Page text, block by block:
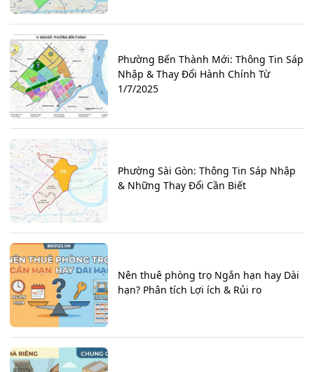
Phường Bến Thành Mới: Thông Tin Sáp
Nhập & Thay Đổi Hành Chính Từ
1/7/2025
Phường Sài Gòn: Thông Tin Sáp Nhập
& Những Thay Đổi Cần Biết
Nên thuê phòng trọ Ngắn hạn hay Dài
hạn? Phân tích Lợi ích & Rủi ro